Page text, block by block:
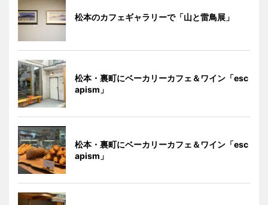
松本のカフェギャラリーで「山と雷鳥展」
松本・裏町にベーカリーカフェ＆ワイン「esc
apism」
松本・裏町にベーカリーカフェ＆ワイン「esc
apism」